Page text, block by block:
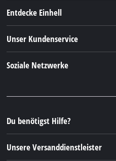
Entdecke Einhell
Einhell Germany AG
Unser Kundenservice
Soziale Netzwerke
Instagram
TikTok
Pinterest
Du benötigst Hilfe?
Unsere Versanddienstleister